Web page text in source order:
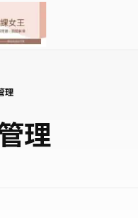
理
理